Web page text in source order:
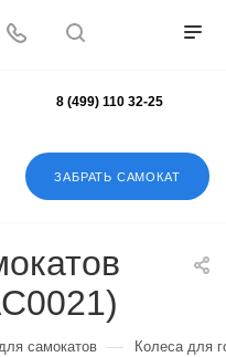
ЗАБРАТЬ САМОКАТ
8 (499) 110 32-25
самокатов — Колеса для